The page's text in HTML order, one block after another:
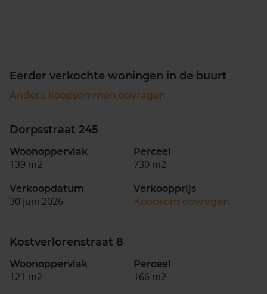
Eerder verkochte woningen in de buurt
Andere koopsommen opvragen
Dorpsstraat 245
Woonoppervlak
139 m2
Perceel
730 m2
Verkoopdatum
30 juni 2026
Verkoopprijs
Koopsom opvragen
Kostverlorenstraat 8
Woonoppervlak
121 m2
Perceel
166 m2